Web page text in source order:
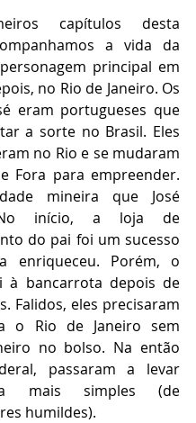
capítulos desta
a vida da
principal em
no Rio de Janeiro. Os
eram portugueses que
a sorte no Brasil. Eles
no Rio e se mudaram
Fora para empreender.
mineira que José
No início, a loja de
do pai foi um sucesso
enriqueceu. Porém, o
à bancarrota depois de
Falidos, eles precisaram
o Rio de Janeiro sem
no bolso. Na então
passaram a levar
mais simples (de
humildes).